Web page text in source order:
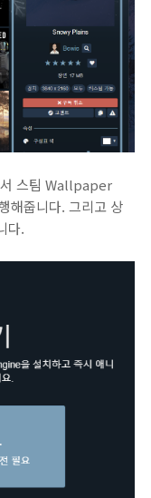
서 스팀 Wallpaper
해줍니다. 그리고 상
다.